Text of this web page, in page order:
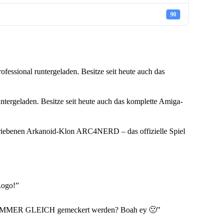
90
runtergeladen. Besitze seit heute auch das
Besitze seit heute auch das komplette Amiga-
Arkanoid-Klon ARC4NERD – das offizielle Spiel
”
GLEICH gemeckert werden? Boah ey 🙁”